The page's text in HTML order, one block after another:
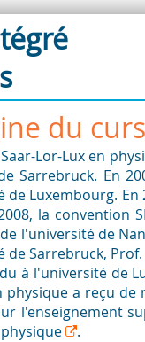
du
Lor-Lux en
Sarrebruck. En
de Luxembourg.
la convention
l'université de
de Sarrebruck, Prof.
à l'université de
physique a reçu
l'enseignement
.